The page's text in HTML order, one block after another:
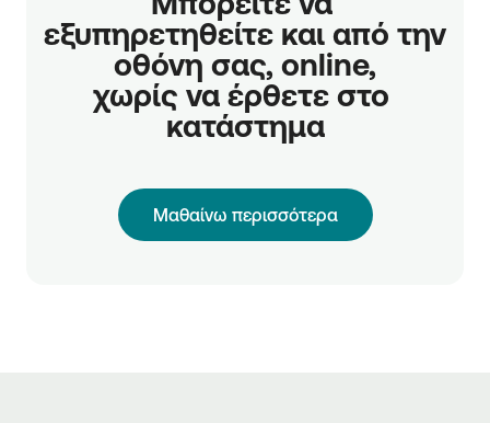
εξυπηρετηθείτε και από την
οθόνη σας, online,
χωρίς να έρθετε στο
κατάστημα
Μαθαίνω περισσότερα